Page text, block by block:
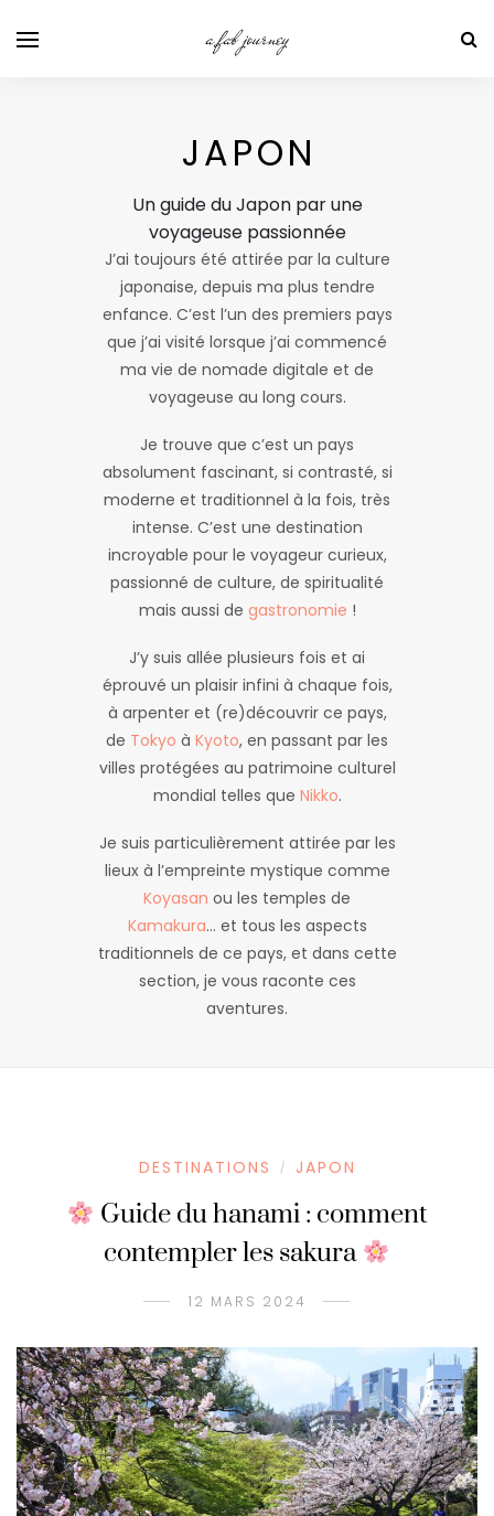
a fab journey
JAPON
Un guide du Japon par une
voyageuse passionnée
J’ai toujours été attirée par la culture
japonaise, depuis ma plus tendre
enfance. C’est l’un des premiers pays
que j’ai visité lorsque j’ai commencé
ma vie de nomade digitale et de
voyageuse au long cours.
Je trouve que c’est un pays
absolument fascinant, si contrasté, si
moderne et traditionnel à la fois, très
intense. C’est une destination
incroyable pour le voyageur curieux,
passionné de culture, de spiritualité
mais aussi de gastronomie !
J’y suis allée plusieurs fois et ai
éprouvé un plaisir infini à chaque fois,
à arpenter et (re)découvrir ce pays,
de Tokyo à Kyoto, en passant par les
villes protégées au patrimoine culturel
mondial telles que Nikko.
Je suis particulièrement attirée par les
lieux à l’empreinte mystique comme
Koyasan ou les temples de
Kamakura… et tous les aspects
traditionnels de ce pays, et dans cette
section, je vous raconte ces
aventures.
DESTINATIONS / JAPON
Guide du hanami : comment
contempler les sakura
12 MARS 2024